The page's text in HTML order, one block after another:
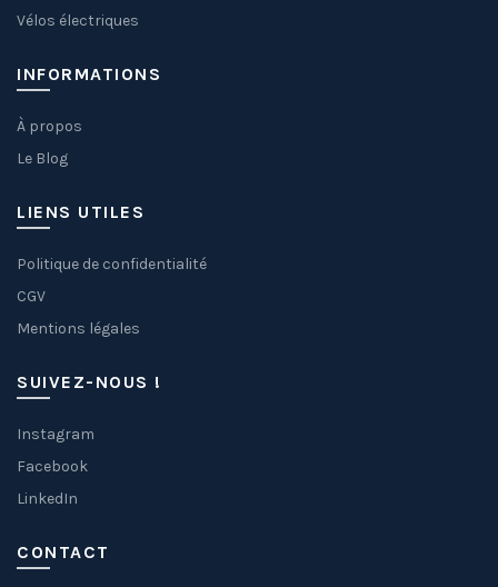
Vélos électriques
INFORMATIONS
À propos
Le Blog
LIENS UTILES
Politique de confidentialité
CGV
Mentions légales
SUIVEZ-NOUS !
Instagram
Facebook
LinkedIn
CONTACT